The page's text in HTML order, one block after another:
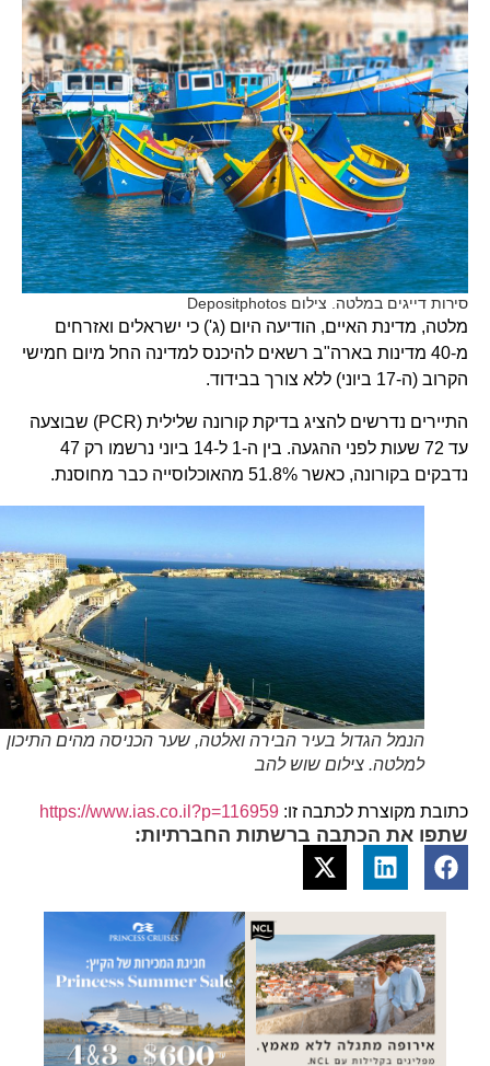
סירות דייגים במלטה. צילום Depositphotos
מלטה, מדינת האיים, הודיעה היום (ג') כי ישראלים ואזרחים
מ-40 מדינות בארה"ב רשאים להיכנס למדינה החל מיום חמישי
הקרוב (ה-17 ביוני) ללא צורך בבידוד.
התיירים נדרשים להציג בדיקת קורונה שלילית (PCR) שבוצעה
עד 72 שעות לפני ההגעה. בין ה-1 ל-14 ביוני נרשמו רק 47
נדבקים בקורונה, כאשר 51.8% מהאוכלוסייה כבר מחוסנת.
הנמל הגדול בעיר הבירה ואלטה, שער הכניסה מהים התיכון
למלטה. צילום שוש להב
כתובת מקוצרת לכתבה זו: https://www.ias.co.il?p=116959
שתפו את הכתבה ברשתות החברתיות: